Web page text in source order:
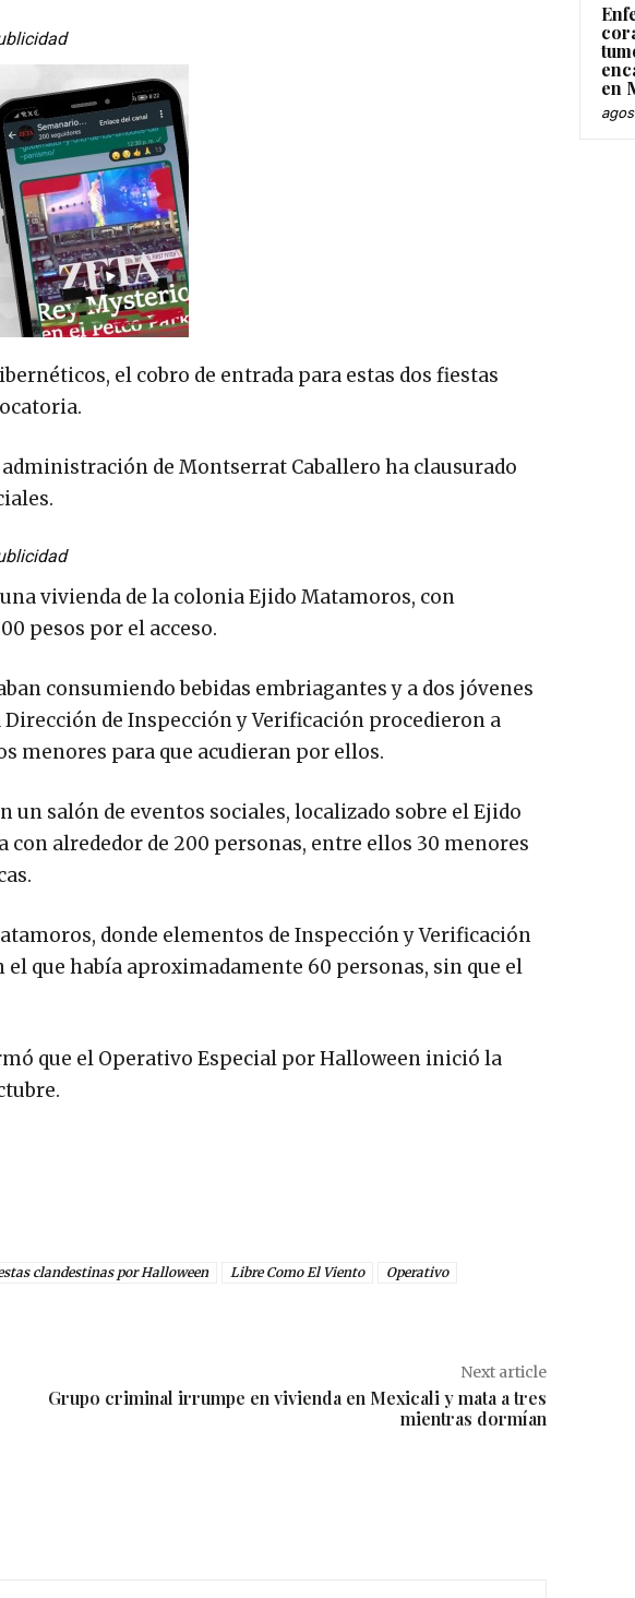
el cobro de entrada para estas dos fiestas
de Montserrat Caballero ha clausurado
vivienda de la colonia Ejido Matamoros, con
pesos por el acceso.
consumiendo bebidas embriagantes y a dos jóvenes
de Inspección y Verificación procedieron a
menores para que acudieran por ellos.
salón de eventos sociales, localizado sobre el Ejido
alrededor de 200 personas, entre ellos 30 menores
donde elementos de Inspección y Verificación
que había aproximadamente 60 personas, sin que el
que el Operativo Especial por Halloween inició la
clandestinas por Halloween Libre Como El Viento
Operativo
Next article
Grupo criminal irrumpe en vivienda en Mexicali y mata a tres
mientras dormían
en